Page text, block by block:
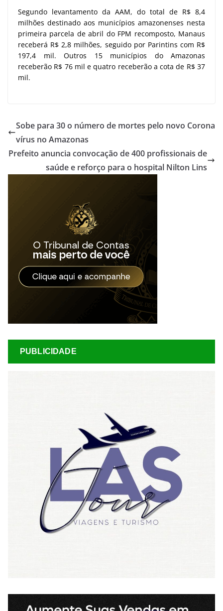
Segundo levantamento da AAM, do total de R$ 8,4
milhões destinado aos municípios amazonenses nesta
primeira parcela de abril do FPM recomposto, Manaus
receberá R$ 2,8 milhões, seguido por Parintins com R$
197,4 mil. Outros 15 municípios do Amazonas
receberão R$ 76 mil e quatro receberão a cota de R$ 37
mil.
Sobe para 30 o número de mortes pelo novo Corona
vírus no Amazonas
Prefeito anuncia convocação de 400 profissionais de
saúde e reforço para o hospital Nilton Lins
PUBLICIDADE